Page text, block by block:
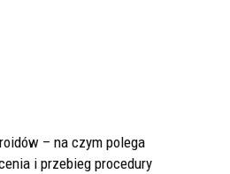
– na czym polega
i przebieg procedury